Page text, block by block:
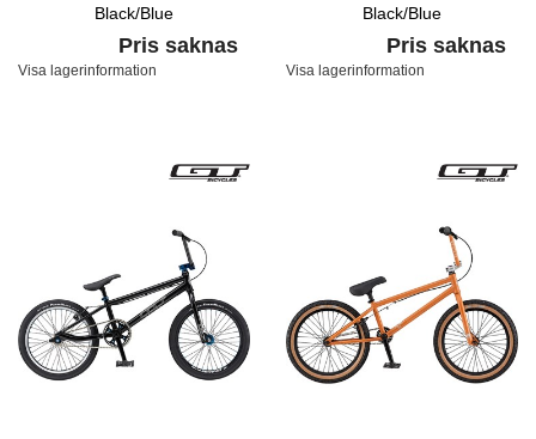
Black/Blue
Pris saknas
Visa lagerinformation
Black/Blue
Pris saknas
Visa lagerinformation